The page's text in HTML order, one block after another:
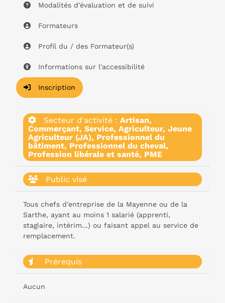
Modalités d'évaluation et de suivi
Formateurs
Profil du / des Formateur(s)
Informations sur l'accessibilité
Inscription
Secteur d'activité : Artisan,
Commerçant, Service, Agriculteur, Jeune
Agriculteur (JA), Professionnel du
bâtiment, Professionnel du cheval,
Profession libérale et santé, PME
Public visé
Tous chefs d'entreprise de la Mayenne ou de la
Sarthe, ayant au moins 1 salarié (apprenti,
stagiaire, intérim...) ou faisant appel au service de
remplacement.
Prérequis
Aucun